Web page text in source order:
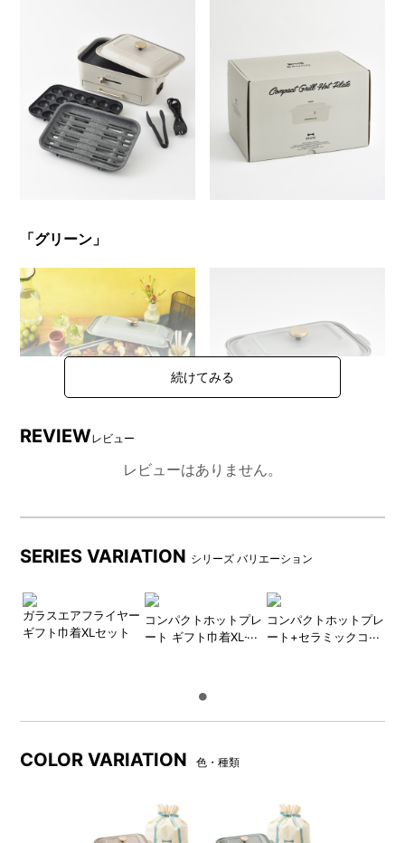
「グリーン」
REVIEWレビュー
レビューはありません。
SERIES VARIATION シリーズ バリエーション
ガラスエアフライヤー
ギフト巾着XLセット
コンパクトホットプレ
ート ギフト巾着XLセ
コンパクトホットプレ
ート+セラミックコー
COLOR VARIATION 色・種類